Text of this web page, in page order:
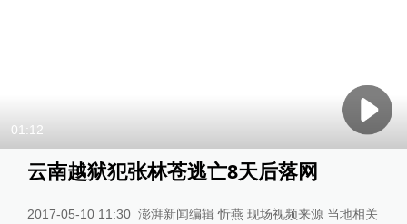
01:12
云南越狱犯张林苍逃亡8天后落网
2017-05-10 11:30 澎湃新闻编辑 忻燕 现场视频来源 当地相关